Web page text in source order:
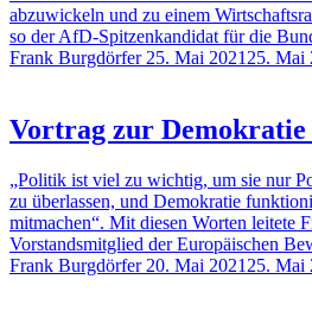
abzuwickeln und zu einem
so der AfD-Spitzenkandidat für die
Frank Burgdörfer 25. Mai 2021 25. Mai
Vortrag zur
„Politik ist viel zu wichtig, um sie nur
zu überlassen, und Demokratie
mitmachen“. Mit diesen Worten leitete
Vorstandsmitglied der Europäischen
Frank Burgdörfer 20. Mai 2021 25. Mai